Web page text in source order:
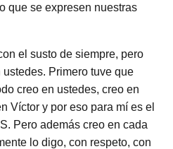
que se expresen nuestras
el susto de siempre, pero
Primero tuve que
creo en ustedes, creo en
Víctor y por eso para mí es el
Pero además creo en cada
lo digo, con respeto, con